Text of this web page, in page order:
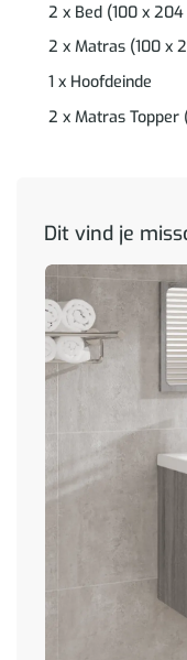
2 x Bed (100 x
2 x Matras (100 x
1 x Hoofdeinde
2 x Matras Topper
Dit vind je